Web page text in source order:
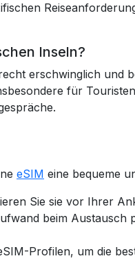
Inseln?
erschwinglich und
für
eSIM eine bequeme
Sie sie vor Ihrer
beim
Profilen, um die